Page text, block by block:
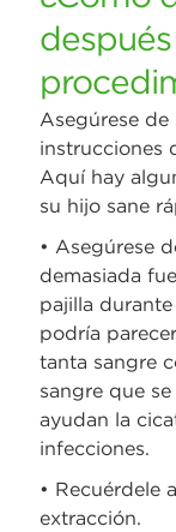
Asegúrese
instrucciones
Aquí hay
su hijo sane
• Asegúrese
demasiada
pajilla
podría
tanta sangre
sangre que
ayudan la
infecciones.
• Recuérdele
extracción.